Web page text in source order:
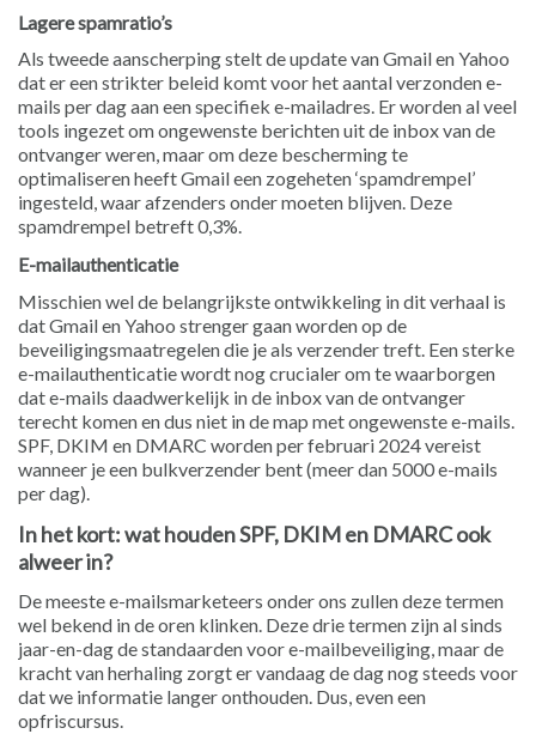
Lagere spamratio’s
Als tweede aanscherping stelt de update van Gmail en Yahoo
dat er een strikter beleid komt voor het aantal verzonden e-
mails per dag aan een specifiek e-mailadres. Er worden al veel
tools ingezet om ongewenste berichten uit de inbox van de
ontvanger weren, maar om deze bescherming te
optimaliseren heeft Gmail een zogeheten ‘spamdrempel’
ingesteld, waar afzenders onder moeten blijven. Deze
spamdrempel betreft 0,3%.
E-mailauthenticatie
Misschien wel de belangrijkste ontwikkeling in dit verhaal is
dat Gmail en Yahoo strenger gaan worden op de
beveiligingsmaatregelen die je als verzender treft. Een sterke
e-mailauthenticatie wordt nog crucialer om te waarborgen
dat e-mails daadwerkelijk in de inbox van de ontvanger
terecht komen en dus niet in de map met ongewenste e-mails.
SPF, DKIM en DMARC worden per februari 2024 vereist
wanneer je een bulkverzender bent (meer dan 5000 e-mails
per dag).
In het kort: wat houden SPF, DKIM en DMARC ook
alweer in?
De meeste e-mailsmarketeers onder ons zullen deze termen
wel bekend in de oren klinken. Deze drie termen zijn al sinds
jaar-en-dag de standaarden voor e-mailbeveiliging, maar de
kracht van herhaling zorgt er vandaag de dag nog steeds voor
dat we informatie langer onthouden. Dus, even een
opfriscursus.